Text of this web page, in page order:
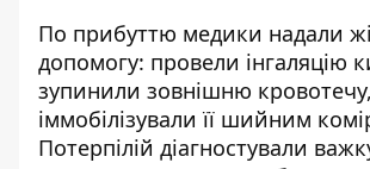
По прибуттю медики надали
допомогу: провели інгаляцію
зупинили зовнішню кровотечу,
іммобілізували її шийним
Потерпілій діагностували